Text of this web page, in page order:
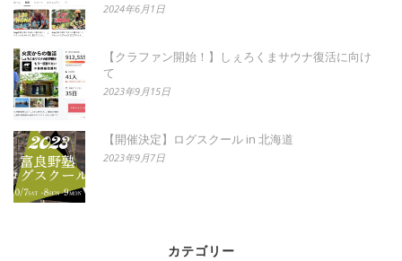
2024年6月1日
【クラファン開始！】しぇろくまサウナ復活に向け
て
2023年9月15日
【開催決定】ログスクール in 北海道
2023年9月7日
カテゴリー